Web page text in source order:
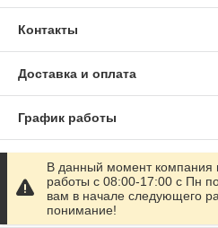
Контакты
Доставка и оплата
График работы
Полная версия сайта
Сайт создан на маркетплейсе
В данный момент компания
работы с 08:00-17:00 с Пн
вам в начале следующего
понимание!